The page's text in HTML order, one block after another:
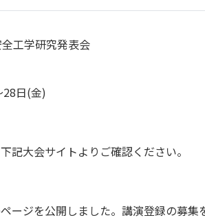
工学研究発表会
日(金)
下記大会サイトよりご確認ください。
ージを公開しました。講演登録の募